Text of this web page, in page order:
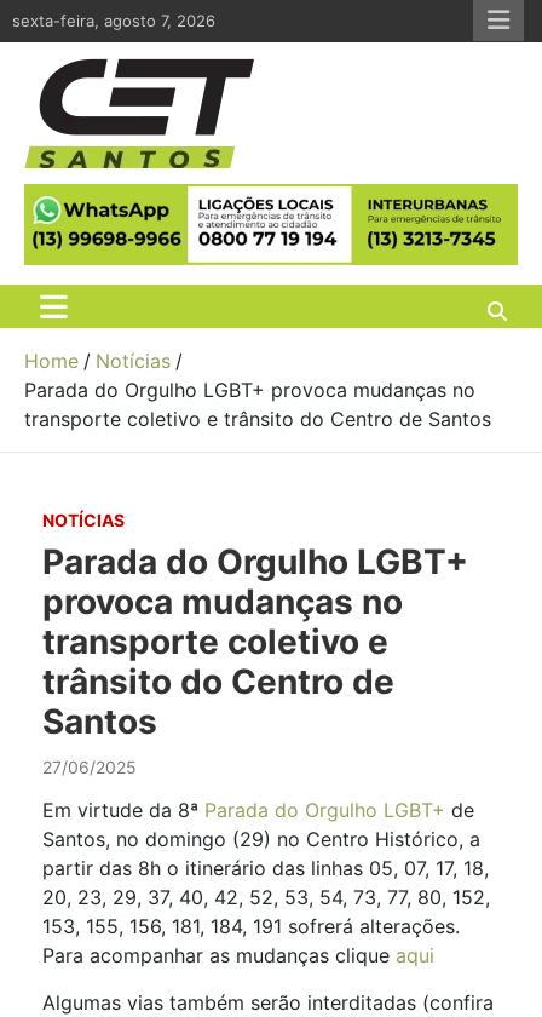
Skip
to
content
sexta-feira, agosto 7, 2026
CET Santos
Companhia de Engenharia de Tráfego de Santos
Home
Notícias
Parada do Orgulho LGBT+ provoca mudanças no
transporte coletivo e trânsito do Centro de Santos
NOTÍCIAS
Parada do Orgulho LGBT+
provoca mudanças no
transporte coletivo e
trânsito do Centro de
Santos
27/06/2025
Em virtude da 8ª Parada do Orgulho LGBT+ de
Santos, no domingo (29) no Centro Histórico, a
partir das 8h o itinerário das linhas 05, 07, 17, 18,
20, 23, 29, 37, 40, 42, 52, 53, 54, 73, 77, 80, 152,
153, 155, 156, 181, 184, 191 sofrerá alterações.
Para acompanhar as mudanças clique aqui
Algumas vias também serão interditadas (confira